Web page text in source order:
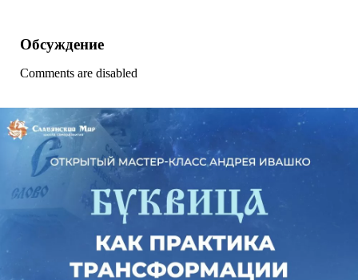
Обсуждение
Comments are disabled